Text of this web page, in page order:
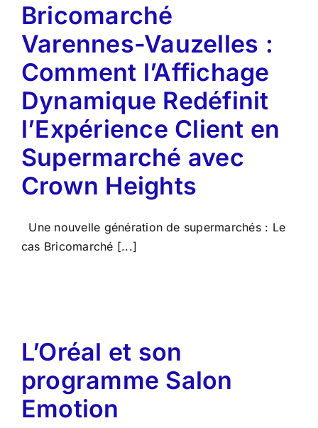
Bricomarché
Varennes-Vauzelles :
Comment l’Affichage
Dynamique Redéfinit
l’Expérience Client en
Supermarché avec
Crown Heights
Une nouvelle génération de supermarchés : Le
cas Bricomarché [...]
L’Oréal et son
programme Salon
Emotion